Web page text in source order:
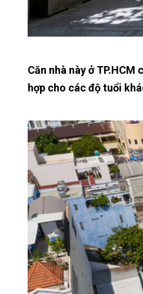
Căn nhà này ở
hợp cho các độ tuổi